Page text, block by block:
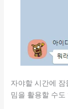
자야할 시간에
밈을 활용할 수도